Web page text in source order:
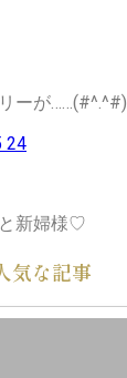
ーが……(#^.^#)
新婦様♡
気な記事